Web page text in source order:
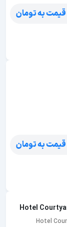
قیمت به تومان
قیمت به تومان
Hotel
Hotel